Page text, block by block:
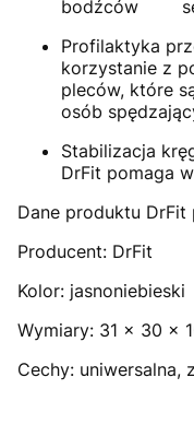
bodźców
Profilaktyka
korzystanie z
pleców, które
osób
Stabilizacja
DrFit pomaga
Dane produktu
Producent: DrFit
Kolor: jasnoniebieski
Wymiary: 31 x 30 x
Cechy: uniwersalna,